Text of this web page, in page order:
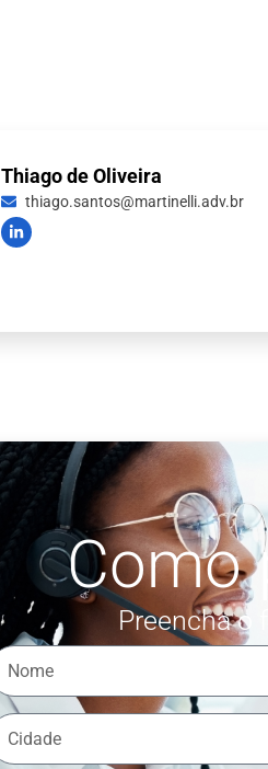
Thiago de Oliveira
thiago.santos@martinelli.adv.br
Como
Preencha o